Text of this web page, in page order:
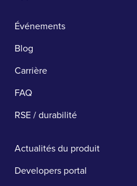
Événements
Blog
Carrière
FAQ
RSE / durabilité
Actualités du produit
Developers portal